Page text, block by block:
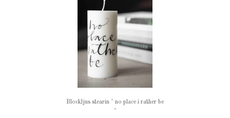
Blockljus stearin " no place i rather be
"